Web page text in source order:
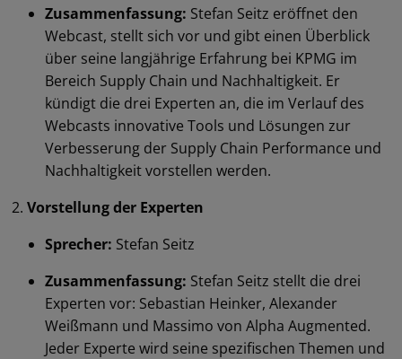
Zusammenfassung: Stefan Seitz eröffnet den
Webcast, stellt sich vor und gibt einen Überblick
über seine langjährige Erfahrung bei KPMG im
Bereich Supply Chain und Nachhaltigkeit. Er
kündigt die drei Experten an, die im Verlauf des
Webcasts innovative Tools und Lösungen zur
Verbesserung der Supply Chain Performance und
Nachhaltigkeit vorstellen werden.
Vorstellung der Experten
Sprecher: Stefan Seitz
Zusammenfassung: Stefan Seitz stellt die drei
Experten vor: Sebastian Heinker, Alexander
Weißmann und Massimo von Alpha Augmented.
Jeder Experte wird seine spezifischen Themen und